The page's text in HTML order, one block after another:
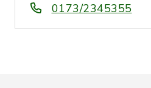
0173/2345355